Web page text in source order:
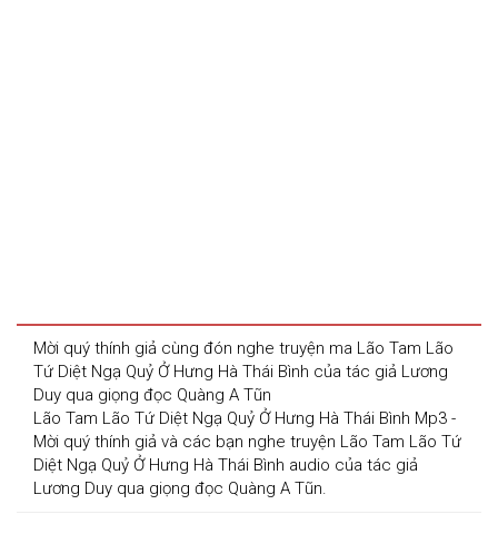
Mời quý thính giả cùng đón nghe truyện ma Lão Tam Lão
Tứ Diệt Ngạ Quỷ Ở Hưng Hà Thái Bình của tác giả Lương
Duy qua giọng đọc Quàng A Tũn
Lão Tam Lão Tứ Diệt Ngạ Quỷ Ở Hưng Hà Thái Bình Mp3 -
Mời quý thính giả và các bạn nghe truyện Lão Tam Lão Tứ
Diệt Ngạ Quỷ Ở Hưng Hà Thái Bình audio của tác giả
Lương Duy qua giọng đọc Quàng A Tũn.